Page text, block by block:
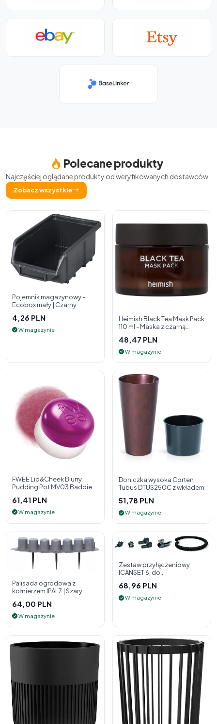
Polecane produkty
Najczęściej oglądane produkty od weryfikowanych dostawców
Zobacz wszystkie
Pojemnik magazynowy -
Ecobox mały | Czarny
4,26 PLN
W magazynie
Heimish Black Tea Mask Pack
110 ml - Maska z czarną
48,47 PLN
W magazynie
FWEE Lip&Cheek Blurry
Pudding Pot MV03 Baddie 5
policzk
61,41 PLN
W magazynie
Doniczka wysoka Corten
Tubus DTUS250C z wkładem
51,78 PLN
W magazynie
Palisada ogrodowa z
kołnierzem IPAL7 | Szary
64,00 PLN
W magazynie
Zestaw przyłączeniowy
ICANSET 6, do
68,96 PLN
W magazynie